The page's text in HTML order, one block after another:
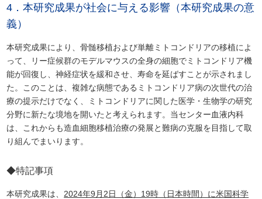
4．本研究成果が社会に与える影響（本研究成果の意
義）
本研究成果により、骨髄移植および単離ミトコンドリアの移植によ
って、リー症候群のモデルマウスの全身の細胞でミトコンドリア機
能が回復し、神経症状を緩和させ、寿命を延ばすことが示されまし
た。このことは、複雑な病態であるミトコンドリア病の次世代の治
療の提示だけでなく、ミトコンドリアに関した医学・生物学の研究
分野に新たな境地を開いたと考えられます。当センター血液内科
は、これからも造血細胞移植治療の発展と難病の克服を目指して取
り組んでまいります。
◆特記事項
本研究成果は、 2024年9月2日（金）19時（日本時間）に米国科学